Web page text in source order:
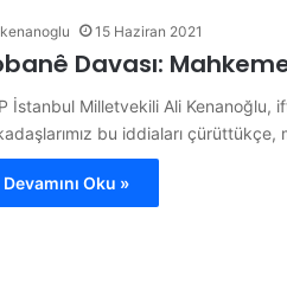
15 Haziran 2021
Davası:
İstanbul Milletvekili Ali Kenanoğlu,
bu iddiaları
Devamını Oku »